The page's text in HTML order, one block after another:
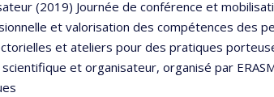
(2019) Journée de conférence et
et valorisation des compétences des
et ateliers pour des pratiques
et organisateur, organisé par